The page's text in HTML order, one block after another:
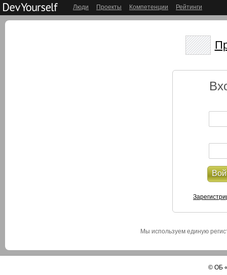
Люди Проекты Компетенции Рейтинги
Мы используем единую
©ОБ